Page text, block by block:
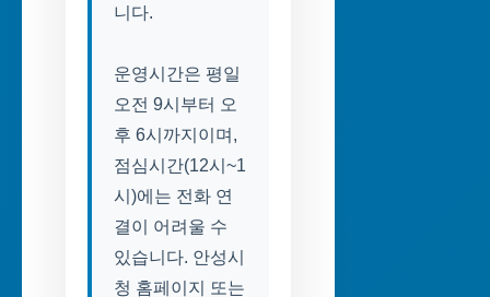
니다.
운영시간은 평일
오전 9시부터 오
후 6시까지이며,
점심시간(12시~1
시)에는 전화 연
결이 어려울 수
있습니다. 안성시
청 홈페이지 또는